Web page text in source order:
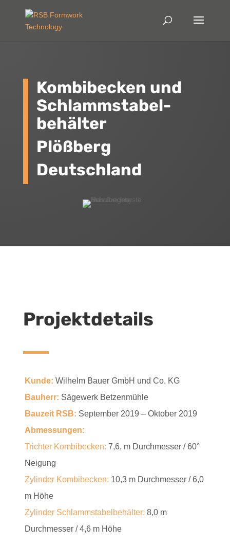
Kombibecken und
Schlammstabel-
behälter
Plößberg
Deutschland
Projektdetails
Kunde: Wilhelm Bauer GmbH und Co. KG
Bauherr: Sägewerk Betzenmühle
Bauzeit RSB: September 2019 – Oktober 2019
Abmessungen:
Trichter Kombibecken: 7,6, m Durchmesser / 60°
Neigung
Zylinder Kombibecken: 10,3 m Durchmesser / 6,0
m Höhe
Zylinder Schlammstabelbehälter: 8,0 m
Durchmesser / 4,6 m Höhe